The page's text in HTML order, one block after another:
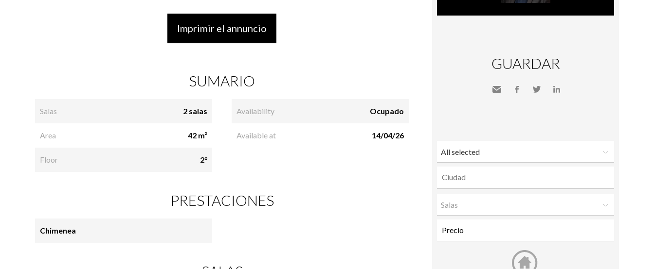
Imprimir el annuncio
SUMARIO
Salas 2 salas
Area 42 m²
Floor 2°
Availability Ocupado
Available at 14/04/26
PRESTACIONES
Chimenea
GUARDAR
All selected
Salas